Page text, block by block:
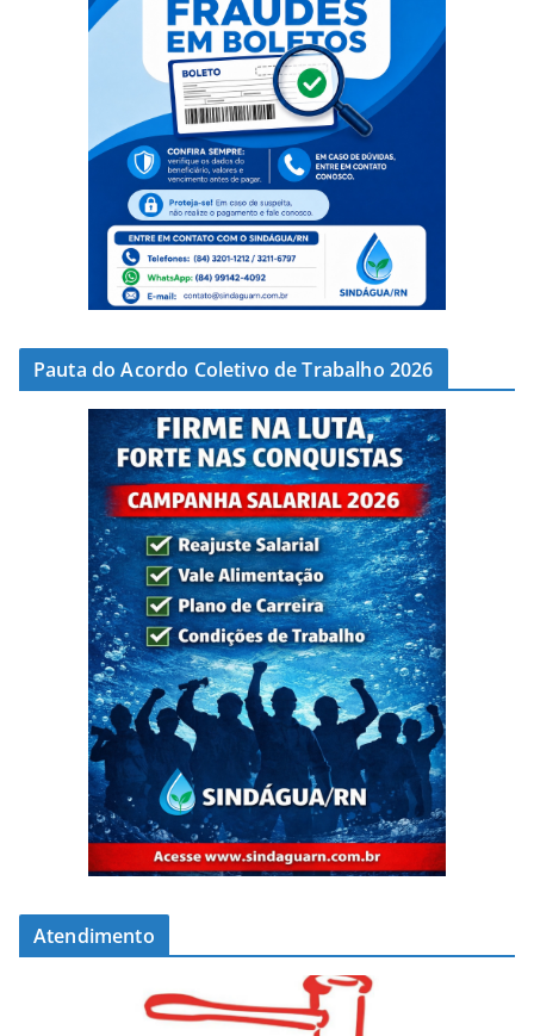
Pauta do Acordo Coletivo de Trabalho 2026
Atendimento